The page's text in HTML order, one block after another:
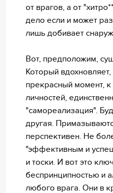
от врагов, а от
дело если и может
лишь добивает
Вот, предположим,
Который
прекрасный момент, к
личностей,
"самореализация".
другая.
перспективен. Не
"эффективным и
и тоски. И вот это
беспринципностью и
любого врага. Они в